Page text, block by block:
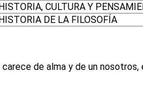
CULTURA Y
DE LA FILOSOFÍA
de alma y de un